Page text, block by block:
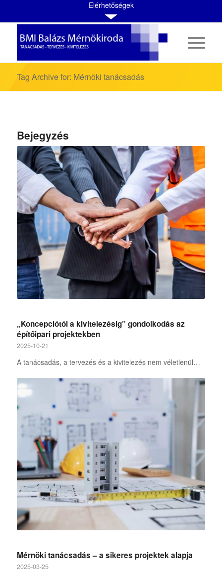
Tag Archive for: Mérnöki tanácsadás
Bejegyzés
„Koncepciótól a kivitelezésig” gondolkodás az
építőipari projektekben
2025-10-21
A tanácsadás, a tervezés és a kivitelezés nem véletlenül…
Mérnöki tanácsadás – a sikeres projektek alapja
2025-03-25
Elérhetőségek